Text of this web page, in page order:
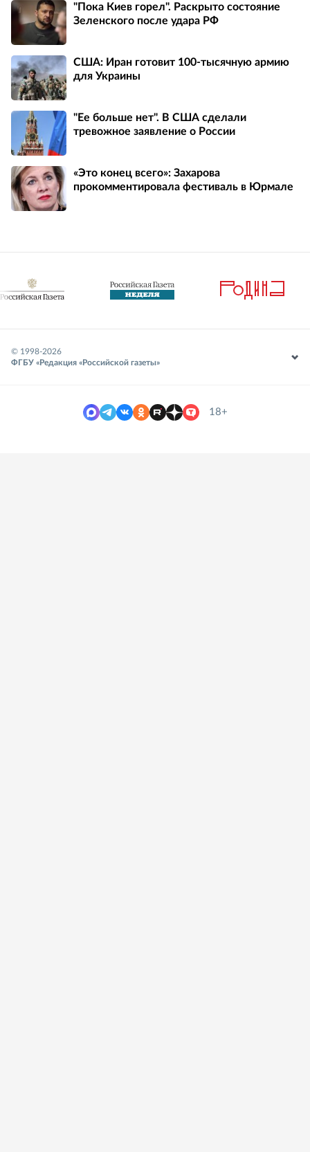
"Пока Киев горел". Раскрыто состояние
Зеленского после удара РФ
США: Иран готовит 100-тысячную армию
для Украины
"Ее больше нет". В США сделали
тревожное заявление о России
«Это конец всего»: Захарова
прокомментировала фестиваль в Юрмале
© 1998-2026
ФГБУ «Редакция «Российской газеты»
18+